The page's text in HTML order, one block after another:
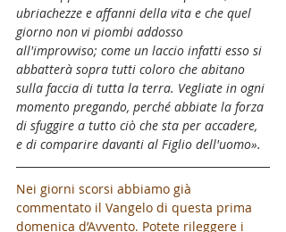
ubriachezze e affanni della vita e che quel
giorno non vi piombi addosso
all'improvviso; come un laccio infatti esso si
abbatterà sopra tutti coloro che abitano
sulla faccia di tutta la terra. Vegliate in ogni
momento pregando, perché abbiate la forza
di sfuggire a tutto ciò che sta per accadere,
e di comparire davanti al Figlio dell'uomo».
Nei giorni scorsi abbiamo già
commentato il Vangelo di questa prima
domenica d’Avvento. Potete rileggere i